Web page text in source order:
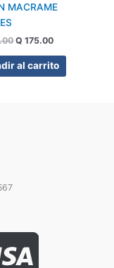
MACRAME
Q 175.00
al carrito